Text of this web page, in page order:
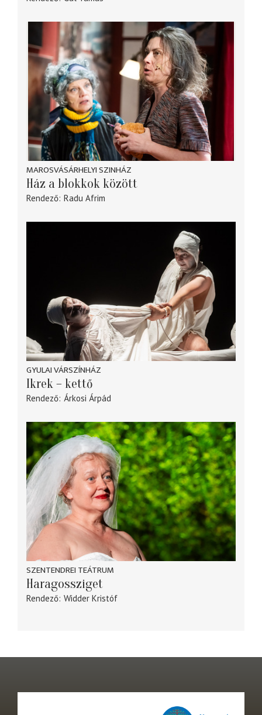
MAROSVÁSÁRHELYI SZINHÁZ
Ház a blokkok között
Rendező Radu Afrim
GYULAI VÁRSZÍNHÁZ
Ikrek – kettő
Rendező Árkosi Árpád
SZENTENDREI TEÁTRUM
Haragossziget
Rendező Widder Kristóf